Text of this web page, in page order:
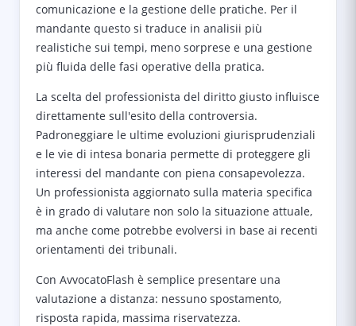
comunicazione e la gestione delle pratiche. Per il
mandante questo si traduce in analisii più
realistiche sui tempi, meno sorprese e una gestione
più fluida delle fasi operative della pratica.
La scelta del professionista del diritto giusto influisce
direttamente sull'esito della controversia.
Padroneggiare le ultime evoluzioni giurisprudenziali
e le vie di intesa bonaria permette di proteggere gli
interessi del mandante con piena consapevolezza.
Un professionista aggiornato sulla materia specifica
è in grado di valutare non solo la situazione attuale,
ma anche come potrebbe evolversi in base ai recenti
orientamenti dei tribunali.
Con AvvocatoFlash è semplice presentare una
valutazione a distanza: nessuno spostamento,
risposta rapida, massima riservatezza.